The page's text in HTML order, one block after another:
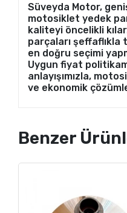
Süveyda Motor,
motosiklet yedek
kaliteyi öncelikli
parçaları
en doğru seçimi
Uygun fiyat
anlayışımızla,
ve ekonomik
Benzer